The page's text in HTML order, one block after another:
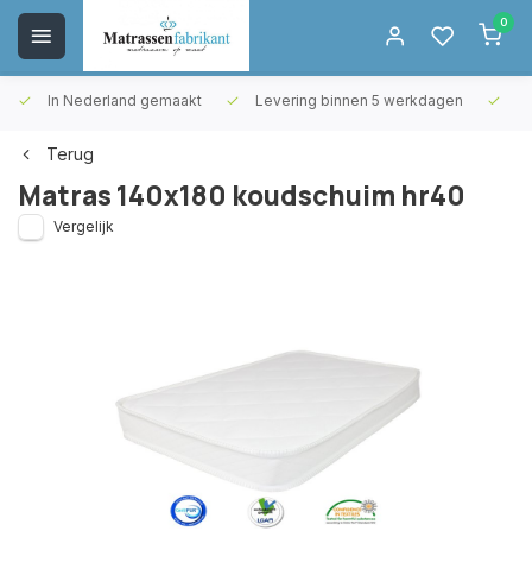
0
In Nederland gemaakt Levering binnen 5 werkdagen
Terug
Matras 140x180 koudschuim hr40
Vergelijk